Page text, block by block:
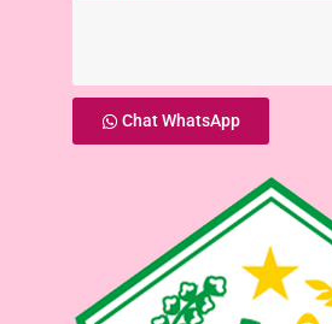
Chat WhatsApp